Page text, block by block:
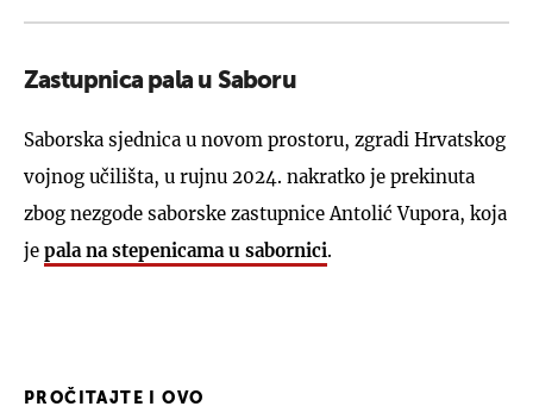
Zastupnica pala u Saboru
Saborska sjednica u novom prostoru, zgradi Hrvatskog
vojnog učilišta, u rujnu 2024. nakratko je prekinuta
zbog nezgode saborske zastupnice Antolić Vupora, koja
je pala na stepenicama u sabornici.
PROČITAJTE I OVO